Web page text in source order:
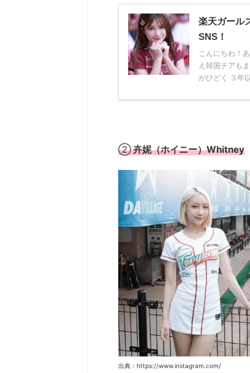
楽天ガール
SNS！
こんにちわ！
え韓国チアも
がひどく ３年
②卉妮（ホイニー）Whitney
出典：https://www.instagram.com/